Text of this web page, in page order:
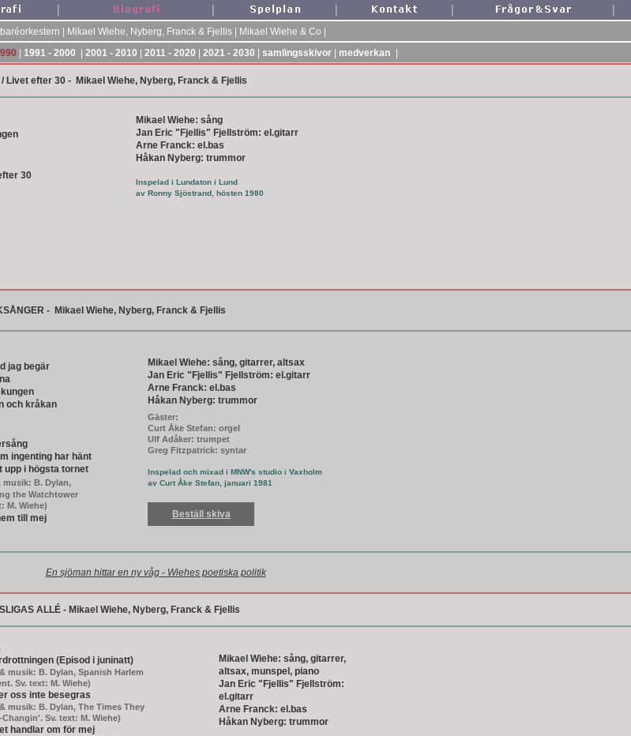
| | | | |
Mikael Wiehe, Nyberg, Franck & Fjellis| Mikael Wiehe & Co
1991 - 2000 2001 - 2010 2011 - 2020 2021 - 2030 samlingsskivor| medverkan
Livet efter 30 - Mikael Wiehe, Nyberg, Franck & Fjellis
30
Mikael Wiehe: sång
Jan Eric "Fjellis" Fjellström: el.gitarr
Arne Franck: el.bas
Håkan Nyberg: trummor
Inspelad i Lundaton i Lund
av Ronny Sjöstrand, hösten 1980
- Mikael Wiehe, Nyberg, Franck & Fjellis
jag begär
och kråkan
ingenting har hänt
upp i högsta tornet
musik: B. Dylan,
the Watchtower
M. Wiehe)
till mej
Mikael Wiehe: sång, gitarrer, altsax
Jan Eric "Fjellis" Fjellström: el.gitarr
Arne Franck: el.bas
Håkan Nyberg: trummor
Gäster:
Curt Åke Stefan: orgel
Ulf Adåker: trumpet
Greg Fitzpatrick: syntar
Inspelad och mixad i MNW's studio i Vaxholm
av Curt Åke Stefan, januari 1981
Beställ skiva
En sjöman hittar en ny våg - Wiehes poetiska politik
ALLÉ - Mikael Wiehe, Nyberg, Franck & Fjellis
(Episod i juninatt)
musik: B. Dylan, Spanish Harlem
Sv. text: M. Wiehe)
oss inte besegras
musik: B. Dylan, The Times They
Changin'. Sv. text: M. Wiehe)
handlar om för mej
Mikael Wiehe: sång, gitarrer,
altsax, munspel, piano
Jan Eric "Fjellis" Fjellström:
el.gitarr
Arne Franck: el.bas
Håkan Nyberg: trummor